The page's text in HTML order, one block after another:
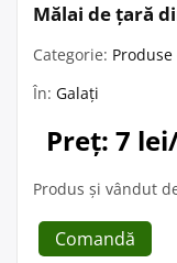
Mălai de țară
Categorie:
În: Galați
Preț: 7
Produs și vândut
Comandă